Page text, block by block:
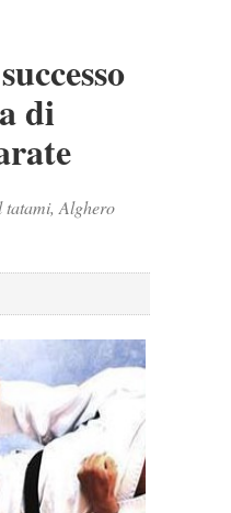
di
tatami, Alghero